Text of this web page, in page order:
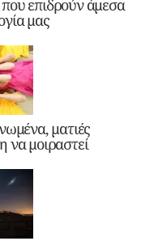
επιδρούν άμεσα
μας
ματιές
να μοιραστεί